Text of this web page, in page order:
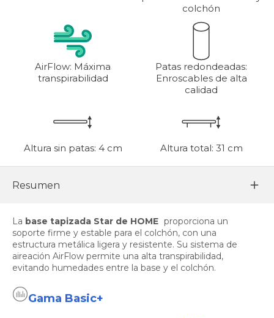
colchón
AirFlow: Máxima
transpirabilidad
Patas redondeadas:
Enroscables de alta
calidad
Altura sin patas: 4 cm Altura total: 31 cm
Resumen
La base tapizada Star de HOME proporciona un
soporte firme y estable para el colchón, con una
estructura metálica ligera y resistente. Su sistema de
aireación AirFlow permite una alta transpirabilidad,
evitando humedades entre la base y el colchón.
Gama Basic+